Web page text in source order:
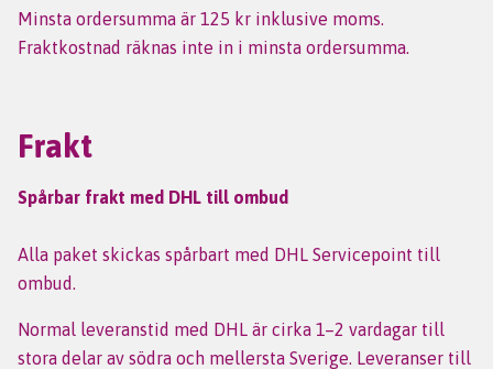
Minsta ordersumma är 125 kr inklusive moms.
Fraktkostnad räknas inte in i minsta ordersumma.
Frakt
Spårbar frakt med DHL till ombud
Alla paket skickas spårbart med DHL Servicepoint till
ombud.
Normal leveranstid med DHL är cirka 1–2 vardagar till
stora delar av södra och mellersta Sverige. Leveranser till